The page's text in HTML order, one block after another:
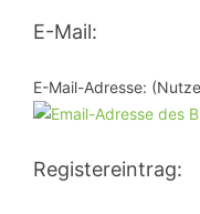
E-Mail:
E-Mail-Adresse:
Registereintrag: